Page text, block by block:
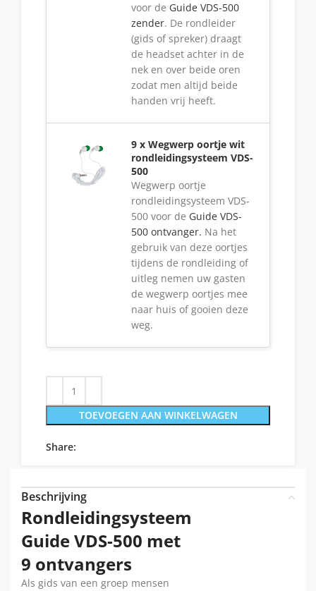
voor de Guide VDS-500
zender. De rondleider
(gids of spreker) draagt
de headset achter in de
nek en over beide oren
zodat men altijd beide
handen vrij heeft.
9 x Wegwerp oortje wit
rondleidingsysteem VDS-
500
Wegwerp oortje
rondleidingsysteem VDS-
500 voor de Guide VDS-
500 ontvanger. Na het
gebruik van deze oortjes
tijdens de rondleiding of
uitleg nemen uw gasten
de wegwerp oortjes mee
naar huis of gooien deze
weg.
TOEVOEGEN AAN WINKELWAGEN
Share:
Beschrijving
Rondleidingsysteem
Guide VDS-500 met
9 ontvangers
Als gids van een groep mensen